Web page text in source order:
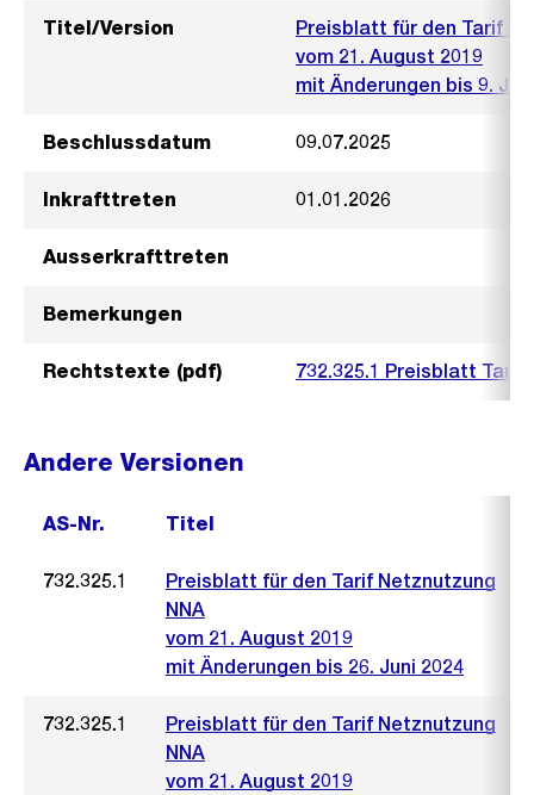
Titel/Version
Preisblatt für den Tarif
vom 21. August 2019
mit Änderungen bis 9. Juli
Beschlussdatum 09.07.2025
Inkrafttreten 01.01.2026
Ausserkrafttreten
Bemerkungen
Rechtstexte (pdf) 732.325.1 Preisblatt Tarif
Andere Versionen
AS-Nr. Titel
732.325.1
Preisblatt für den Tarif Netznutzung
NNA
vom 21. August 2019
mit Änderungen bis 26. Juni 2024
732.325.1
Preisblatt für den Tarif Netznutzung
NNA
vom 21. August 2019